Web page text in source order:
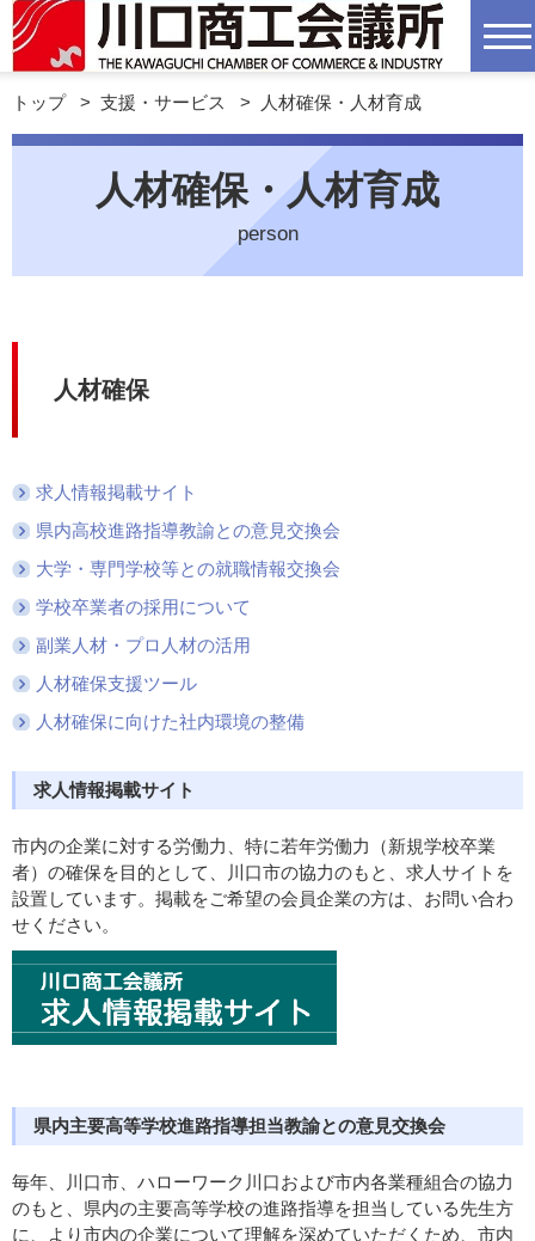
トップ> 支援・サービス > 人材確保・人材育成
人材確保・人材育成
person
人材確保
求人情報掲載サイト
県内高校進路指導教諭との意見交換会
大学・専門学校等との就職情報交換会
学校卒業者の採用について
副業人材・プロ人材の活用
人材確保支援ツール
人材確保に向けた社内環境の整備
求人情報掲載サイト
市内の企業に対する労働力、特に若年労働力（新規学校卒業
者）の確保を目的として、川口市の協力のもと、求人サイトを
設置しています。掲載をご希望の会員企業の方は、お問い合わ
せください。
県内主要高等学校進路指導担当教諭との意見交換会
毎年、川口市、ハローワーク川口および市内各業種組合の協力
のもと、県内の主要高等学校の進路指導を担当している先生方
に、より市内の企業について理解を深めていただくため、市内